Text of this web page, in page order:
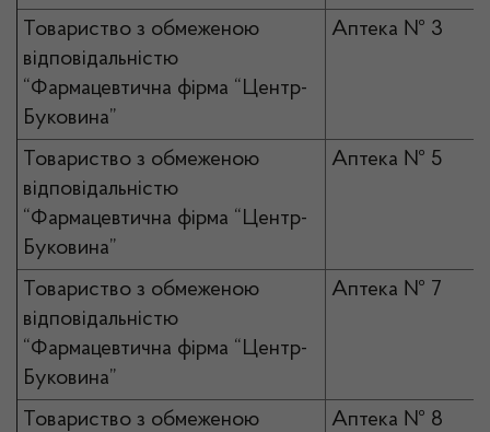
Товариство з обмеженою
відповідальністю
“Фармацевтична фірма “Центр-
Буковина”
Аптека № 3
Товариство з обмеженою
відповідальністю
“Фармацевтична фірма “Центр-
Буковина”
Аптека № 5
Товариство з обмеженою
відповідальністю
“Фармацевтична фірма “Центр-
Буковина”
Аптека № 7
Товариство з обмеженою
Аптека № 8